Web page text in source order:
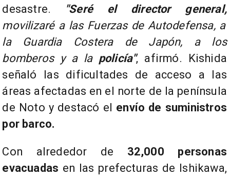
desastre.
"Seré el director general,
movilizaré a las Fuerzas de Autodefensa, a
la Guardia Costera de Japón, a los
bomberos y a la policía", afirmó. Kishida
señaló las dificultades de acceso a las
áreas afectadas en el norte de la península
de Noto y destacó el envío de suministros
por barco.
​Con alrededor de 32,000 personas
evacuadas en las prefecturas de Ishikawa,